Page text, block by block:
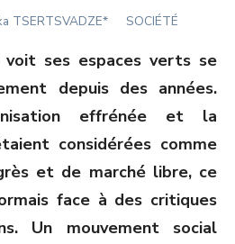
TSERTSVADZE* SOCIÉTÉ
ses espaces verts se
depuis des années.
effrénée et la
considérées comme
et de marché libre, ce
face à des critiques
Un mouvement social